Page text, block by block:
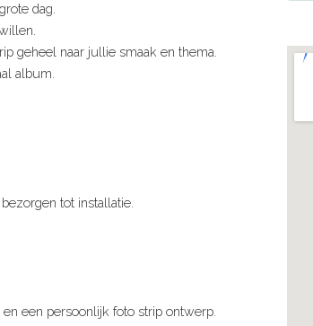
dag.
geheel naar jullie smaak en thema.
album.
tot installatie.
een persoonlijk foto strip ontwerp.